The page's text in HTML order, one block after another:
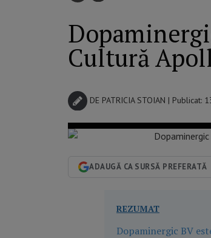
Cultură
DE PATRICIA STOIAN | Publicat:
ADAUGĂ CA SURSĂ PREFERATĂ
REZUMAT
Dopaminergic BV